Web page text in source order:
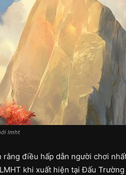
lmht
rằng điều hấp dẫn người chơi
khi xuất hiện tại Đấu